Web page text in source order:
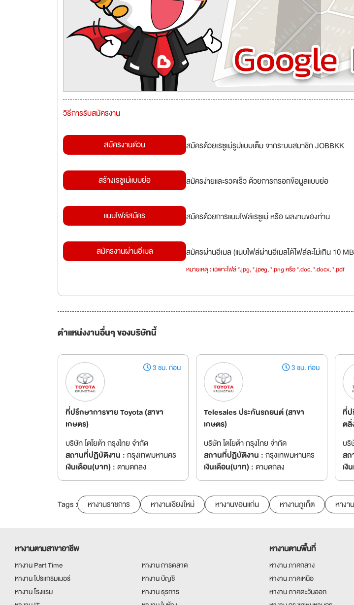
วิธีการรับสมัครงาน
สมัครงานด่วน สมัครด้วยเรซูเม่รูปแบบเต็ม จากระบบสมาชิก JOBBKK
สร้างเรซูเม่แบบย่อ สมัครง่ายและรวดเร็ว ด้วยการกรอกข้อมูลแบบย่อ
แนบไฟล์สมัคร สมัครด้วยการแนบไฟล์เรซูเม่ หรือ ผลงานของท่าน
สมัครงานผ่านอีเมล สมัครผ่านอีเมล (แนบไฟล์ผ่านอีเมลได้ไฟล์ละไม่เกิน 10
หมายเหตุ : เฉพาะไฟล์ *.jpg, *.jpeg, *.png หรือ *.doc, *.docx, *.pdf
ตำแหน่งงานอื่นๆ ของบริษัทนี้
3 ชม. ก่อน
ที่ปรึกษาการขาย Toyota (สาขา
เกษตร)
บริษัท โตโยต้า กรุงไทย จำกัด
สถานที่ปฏิบัติงาน :กรุงเทพมหานคร
เงินเดือน(บาท) :ตามตกลง
3 ชม. ก่อน
Telesales ประกันรถยนต์ (สาขา
เกษตร)
บริษัท โตโยต้า กรุงไทย จำกัด
สถานที่ปฏิบัติงาน :กรุงเทพมหานคร
เงินเดือน(บาท) :ตามตกลง
ที่ป
ตลิ่
บริ
ส
เงิ
Tags : หางานราชการ หางานเชียงใหม่ หางานขอนแก่น หางานภูเก็ต หางา
หางานตามสาขาอาชีพ
หางาน Part Time
หางาน การตลาด
หางาน โปรแกรมเมอร์
หางาน บัญชี
หางาน โรงแรม
หางาน ธุรการ
หางานตามพื้นที่
หางาน ภาคกลาง
หางาน ภาคเหนือ
หางาน ภาคตะวันออก